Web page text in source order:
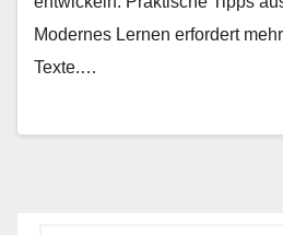
Modernes Lernen erfordert
Texte.…